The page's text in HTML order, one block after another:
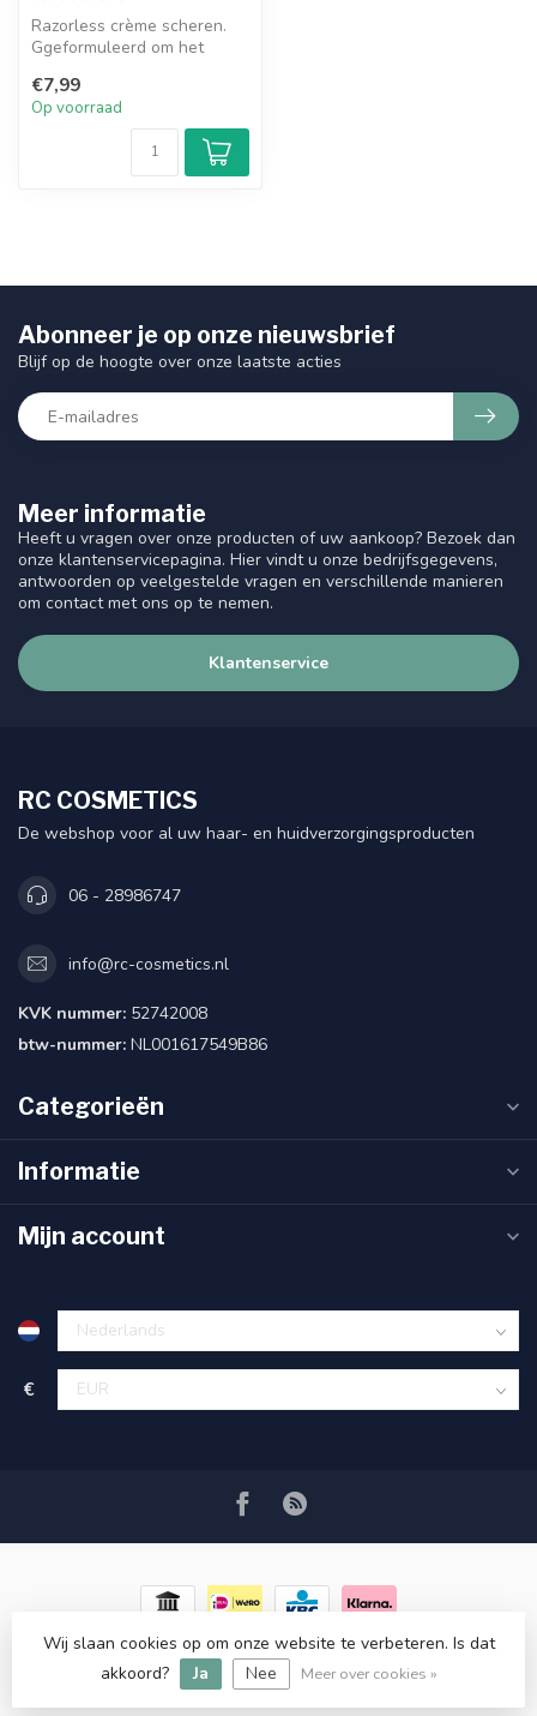
Razorless crème scheren.
Ggeformuleerd om het
bultjes....
€7,99
Op voorraad
Meer informatie
Heeft u vragen over onze producten of uw aankoop? Bezoek dan
onze klantenservicepagina. Hier vindt u onze bedrijfsgegevens,
antwoorden op veelgestelde vragen en verschillende manieren
om contact met ons op te nemen.
Klantenservice
Abonneer je op onze nieuwsbrief
Blijf op de hoogte over onze laatste acties
RC COSMETICS
De webshop voor al uw haar- en huidverzorgingsproducten
06 - 28986747
info@rc-cosmetics.nl
KVK nummer: 52742008
btw-nummer: NL001617549B86
Categorieën
Informatie
Mijn account
€
© Copyright 2026 RC COSMETICS- Powered byLightspeed-
Lightspeed design
Dyvelopment
Wij slaan cookies op om onze website te verbeteren. Is dat
akkoord?
Ja Nee Meer over cookies »